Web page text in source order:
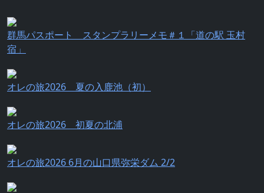
群馬パスポート スタンプラリーメモ＃１「道の駅 玉村
宿」
オレの旅2026 夏の入鹿池（初）
オレの旅2026 初夏の北浦
オレの旅2026 6月の山口県弥栄ダム 2/2